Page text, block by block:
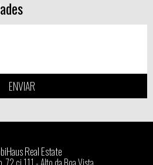
ENVIAR
Real Estate